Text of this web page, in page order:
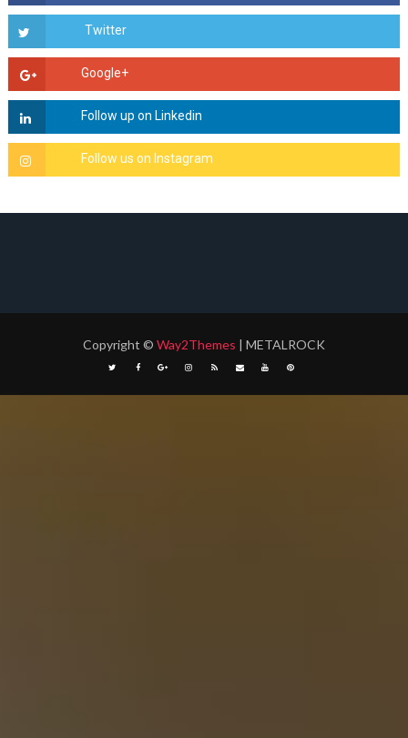
Copyright © Way2Themes | METALROCK